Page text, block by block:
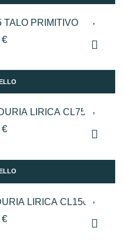
TALO PRIMITIVO
LIRICA CL75
LIRICA CL150